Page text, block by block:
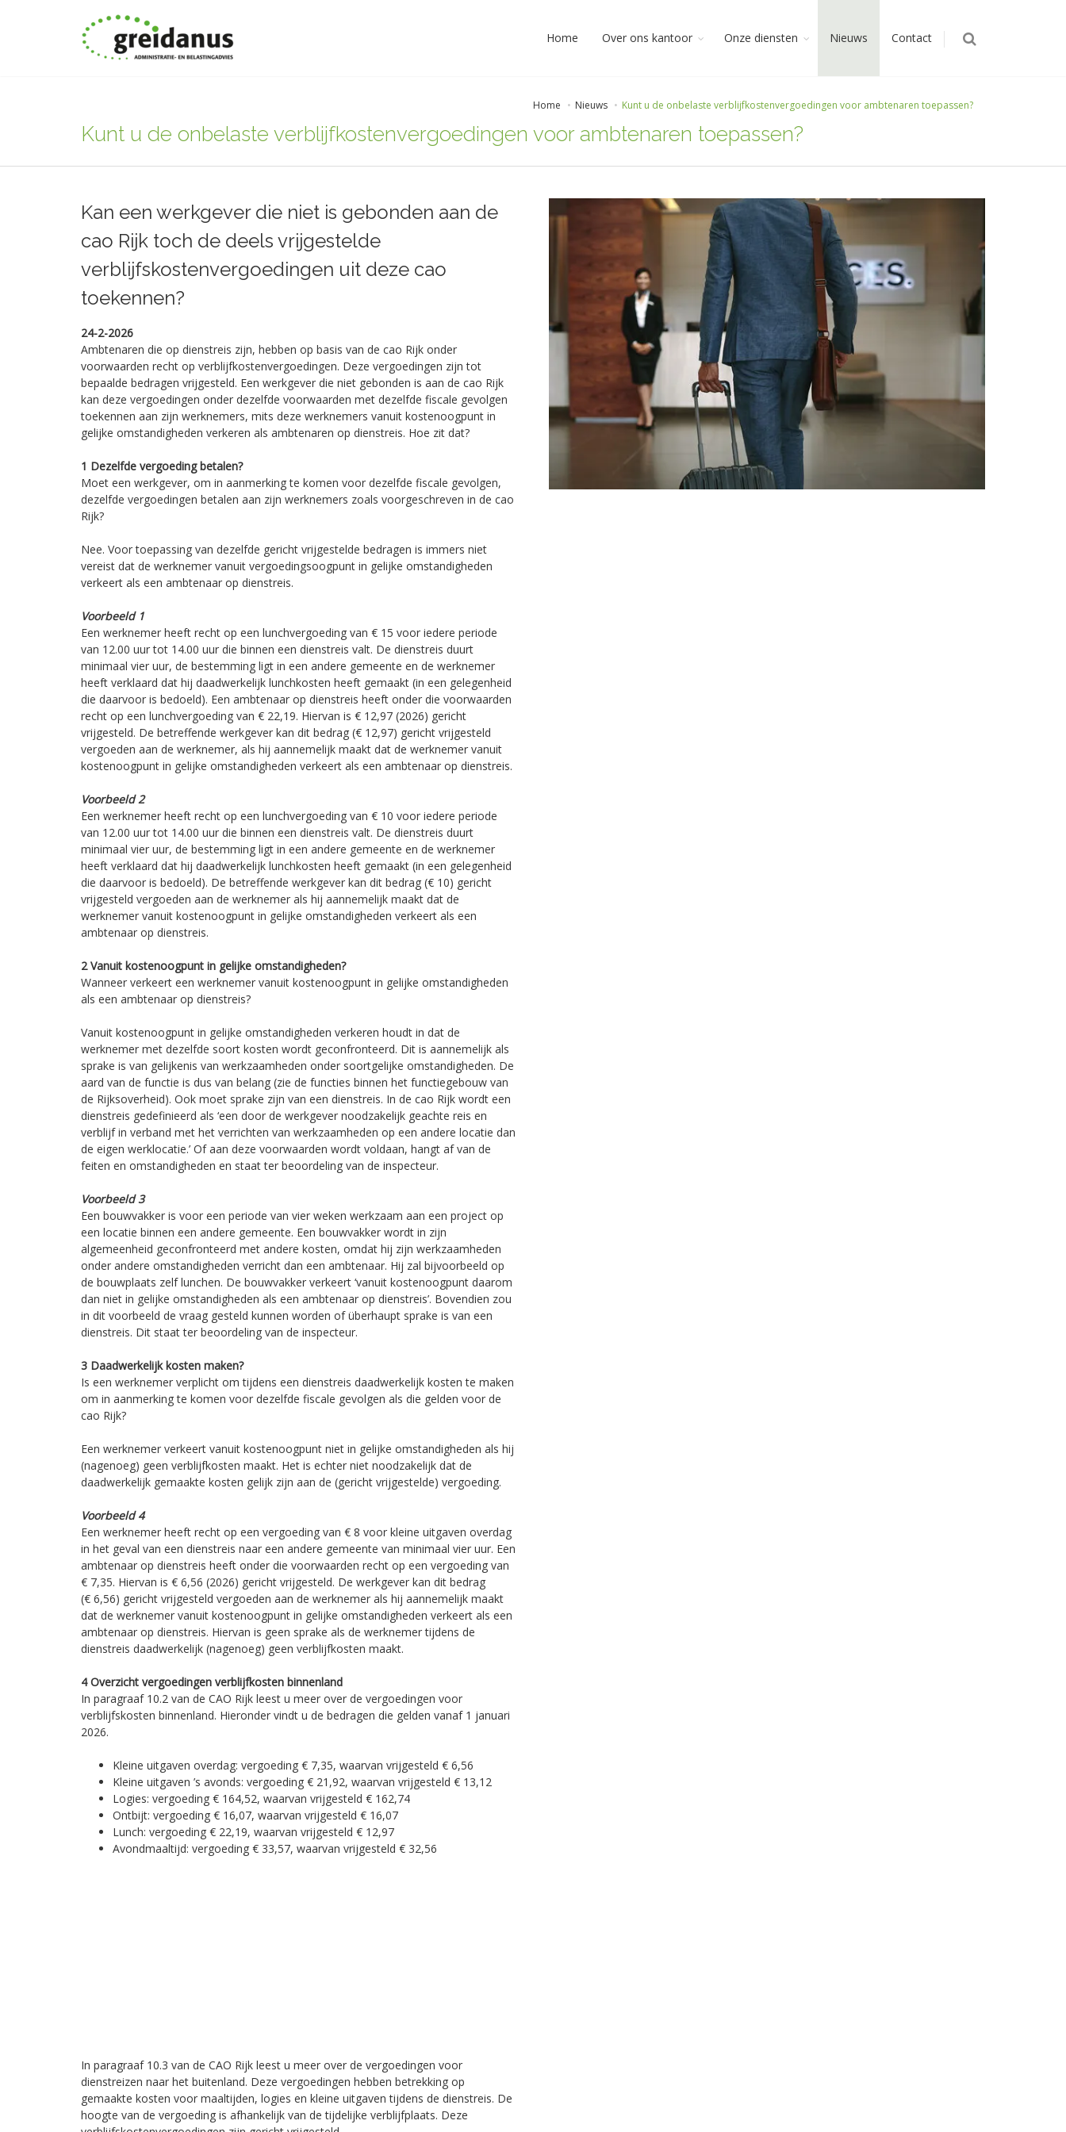
Home Over ons kantoor Onze diensten Nieuws Contact
Home Nieuws Kunt u de onbelaste verblijfkostenvergoedingen voor ambtenaren toepassen?
Kunt u de onbelaste verblijfkostenvergoedingen voor ambtenaren toepassen?
Kan een werkgever die niet is gebonden aan de
cao Rijk toch de deels vrijgestelde
verblijfskostenvergoedingen uit deze cao
toekennen?
24-2-2026
Ambtenaren die op dienstreis zijn, hebben op basis van de cao Rijk onder
voorwaarden recht op verblijfkostenvergoedingen. Deze vergoedingen zijn tot
bepaalde bedragen vrijgesteld. Een werkgever die niet gebonden is aan de cao Rijk
kan deze vergoedingen onder dezelfde voorwaarden met dezelfde fiscale gevolgen
toekennen aan zijn werknemers, mits deze werknemers vanuit kostenoogpunt in
gelijke omstandigheden verkeren als ambtenaren op dienstreis. Hoe zit dat?
1 Dezelfde vergoeding betalen?
Moet een werkgever, om in aanmerking te komen voor dezelfde fiscale gevolgen,
dezelfde vergoedingen betalen aan zijn werknemers zoals voorgeschreven in de cao
Rijk?
Nee. Voor toepassing van dezelfde gericht vrijgestelde bedragen is immers niet
vereist dat de werknemer vanuit vergoedingsoogpunt in gelijke omstandigheden
verkeert als een ambtenaar op dienstreis.
Voorbeeld 1
Een werknemer heeft recht op een lunchvergoeding van € 15 voor iedere periode
van 12.00 uur tot 14.00 uur die binnen een dienstreis valt. De dienstreis duurt
minimaal vier uur, de bestemming ligt in een andere gemeente en de werknemer
heeft verklaard dat hij daadwerkelijk lunchkosten heeft gemaakt (in een gelegenheid
die daarvoor is bedoeld). Een ambtenaar op dienstreis heeft onder die voorwaarden
recht op een lunchvergoeding van € 22,19. Hiervan is € 12,97 (2026) gericht
vrijgesteld. De betreffende werkgever kan dit bedrag (€ 12,97) gericht vrijgesteld
vergoeden aan de werknemer, als hij aannemelijk maakt dat de werknemer vanuit
kostenoogpunt in gelijke omstandigheden verkeert als een ambtenaar op dienstreis.
Voorbeeld 2
Een werknemer heeft recht op een lunchvergoeding van € 10 voor iedere periode
van 12.00 uur tot 14.00 uur die binnen een dienstreis valt. De dienstreis duurt
minimaal vier uur, de bestemming ligt in een andere gemeente en de werknemer
heeft verklaard dat hij daadwerkelijk lunchkosten heeft gemaakt (in een gelegenheid
die daarvoor is bedoeld). De betreffende werkgever kan dit bedrag (€ 10) gericht
vrijgesteld vergoeden aan de werknemer als hij aannemelijk maakt dat de
werknemer vanuit kostenoogpunt in gelijke omstandigheden verkeert als een
ambtenaar op dienstreis.
2 Vanuit kostenoogpunt in gelijke omstandigheden?
Wanneer verkeert een werknemer vanuit kostenoogpunt in gelijke omstandigheden
als een ambtenaar op dienstreis?
Vanuit kostenoogpunt in gelijke omstandigheden verkeren houdt in dat de
werknemer met dezelfde soort kosten wordt geconfronteerd. Dit is aannemelijk als
sprake is van gelijkenis van werkzaamheden onder soortgelijke omstandigheden. De
aard van de functie is dus van belang (zie de functies binnen het functiegebouw van
de Rijksoverheid). Ook moet sprake zijn van een dienstreis. In de cao Rijk wordt een
dienstreis gedefinieerd als ‘een door de werkgever noodzakelijk geachte reis en
verblijf in verband met het verrichten van werkzaamheden op een andere locatie dan
de eigen werklocatie.’ Of aan deze voorwaarden wordt voldaan, hangt af van de
feiten en omstandigheden en staat ter beoordeling van de inspecteur.
Voorbeeld 3
Een bouwvakker is voor een periode van vier weken werkzaam aan een project op
een locatie binnen een andere gemeente. Een bouwvakker wordt in zijn
algemeenheid geconfronteerd met andere kosten, omdat hij zijn werkzaamheden
onder andere omstandigheden verricht dan een ambtenaar. Hij zal bijvoorbeeld op
de bouwplaats zelf lunchen. De bouwvakker verkeert ‘vanuit kostenoogpunt daarom
dan niet in gelijke omstandigheden als een ambtenaar op dienstreis’. Bovendien zou
in dit voorbeeld de vraag gesteld kunnen worden of überhaupt sprake is van een
dienstreis. Dit staat ter beoordeling van de inspecteur.
3 Daadwerkelijk kosten maken?
Is een werknemer verplicht om tijdens een dienstreis daadwerkelijk kosten te maken
om in aanmerking te komen voor dezelfde fiscale gevolgen als die gelden voor de
cao Rijk?
Een werknemer verkeert vanuit kostenoogpunt niet in gelijke omstandigheden als hij
(nagenoeg) geen verblijfkosten maakt. Het is echter niet noodzakelijk dat de
daadwerkelijk gemaakte kosten gelijk zijn aan de (gericht vrijgestelde) vergoeding.
Voorbeeld 4
Een werknemer heeft recht op een vergoeding van € 8 voor kleine uitgaven overdag
in het geval van een dienstreis naar een andere gemeente van minimaal vier uur. Een
ambtenaar op dienstreis heeft onder die voorwaarden recht op een vergoeding van
€ 7,35. Hiervan is € 6,56 (2026) gericht vrijgesteld. De werkgever kan dit bedrag
(€ 6,56) gericht vrijgesteld vergoeden aan de werknemer als hij aannemelijk maakt
dat de werknemer vanuit kostenoogpunt in gelijke omstandigheden verkeert als een
ambtenaar op dienstreis. Hiervan is geen sprake als de werknemer tijdens de
dienstreis daadwerkelijk (nagenoeg) geen verblijfkosten maakt.
4 Overzicht vergoedingen verblijfkosten binnenland
In paragraaf 10.2 van de CAO Rijk leest u meer over de vergoedingen voor
verblijfskosten binnenland. Hieronder vindt u de bedragen die gelden vanaf 1 januari
2026.
Kleine uitgaven overdag: vergoeding € 7,35, waarvan vrijgesteld € 6,56
Kleine uitgaven ’s avonds: vergoeding € 21,92, waarvan vrijgesteld € 13,12
Logies: vergoeding € 164,52, waarvan vrijgesteld € 162,74
Ontbijt: vergoeding € 16,07, waarvan vrijgesteld € 16,07
Lunch: vergoeding € 22,19, waarvan vrijgesteld € 12,97
Avondmaaltijd: vergoeding € 33,57, waarvan vrijgesteld € 32,56
In paragraaf 10.3 van de CAO Rijk leest u meer over de vergoedingen voor
dienstreizen naar het buitenland. Deze vergoedingen hebben betrekking op
gemaakte kosten voor maaltijden, logies en kleine uitgaven tijdens de dienstreis. De
hoogte van de vergoeding is afhankelijk van de tijdelijke verblijfplaats. Deze